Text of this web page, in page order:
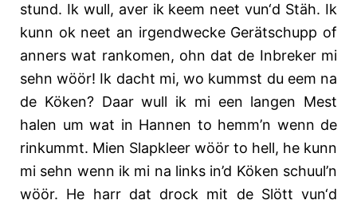
stund. Ik wull, aver ik keem neet vun‘d Stäh. Ik
kunn ok neet an irgendwecke Gerätschupp of
anners wat rankomen, ohn dat de Inbreker mi
sehn wöör! Ik dacht mi, wo kummst du eem na
de Köken? Daar wull ik mi een langen Mest
halen um wat in Hannen to hemm’n wenn de
rinkummt. Mien Slapkleer wöör to hell, he kunn
mi sehn wenn ik mi na links in’d Köken schuul’n
wöör. He harr dat drock mit de Slött vun‘d